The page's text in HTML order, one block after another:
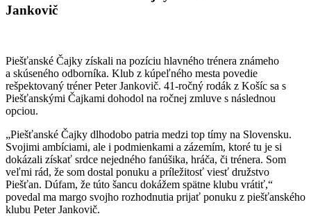
Jankovič
Piešťanské Čajky získali na pozíciu hlavného trénera známeho
a skúseného odborníka. Klub z kúpeľného mesta povedie
rešpektovaný tréner Peter Jankovič. 41-ročný rodák z Košíc sa s
Piešťanskými Čajkami dohodol na ročnej zmluve s následnou
opciou.
„Piešťanské Čajky dlhodobo patria medzi top tímy na Slovensku.
Svojimi ambíciami, ale i podmienkami a zázemím, ktoré tu je si
dokázali získať srdce nejedného fanúšika, hráča, či trénera. Som
veľmi rád, že som dostal ponuku a príležitosť viesť družstvo
Piešťan. Dúfam, že túto šancu dokážem spätne klubu vrátiť,“
povedal ma margo svojho rozhodnutia prijať ponuku z piešťanského
klubu Peter Jankovič.